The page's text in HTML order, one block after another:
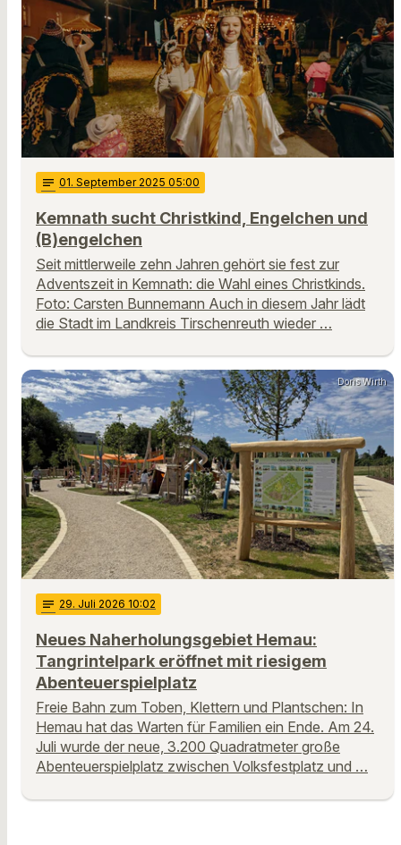
notes 01. September 2025 05:00
Kemnath sucht Christkind, Engelchen und
(B)engelchen
Seit mittlerweile zehn Jahren gehört sie fest zur
Adventszeit in Kemnath: die Wahl eines Christkinds.
Foto: Carsten Bunnemann Auch in diesem Jahr lädt
die Stadt im Landkreis Tirschenreuth wieder …
Doris Wirth
notes 29. Juli 2026 10:02
Neues Naherholungsgebiet Hemau:
Tangrintelpark eröffnet mit riesigem
Abenteuerspielplatz
Freie Bahn zum Toben, Klettern und Plantschen: In
Hemau hat das Warten für Familien ein Ende. Am 24.
Juli wurde der neue, 3.200 Quadratmeter große
Abenteuerspielplatz zwischen Volksfestplatz und …